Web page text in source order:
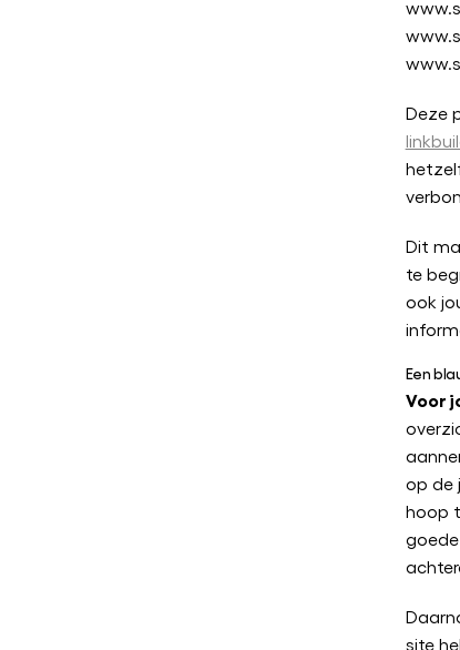
Deze
Dit
te
ook
Een
Voor
op de
hoop
site